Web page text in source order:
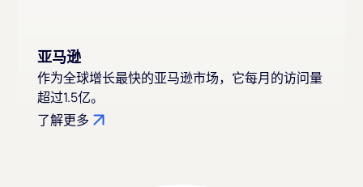
亚马逊
作为全球增长最快的亚马逊市场，它每月的访问量
超过1.5亿。
了解更多